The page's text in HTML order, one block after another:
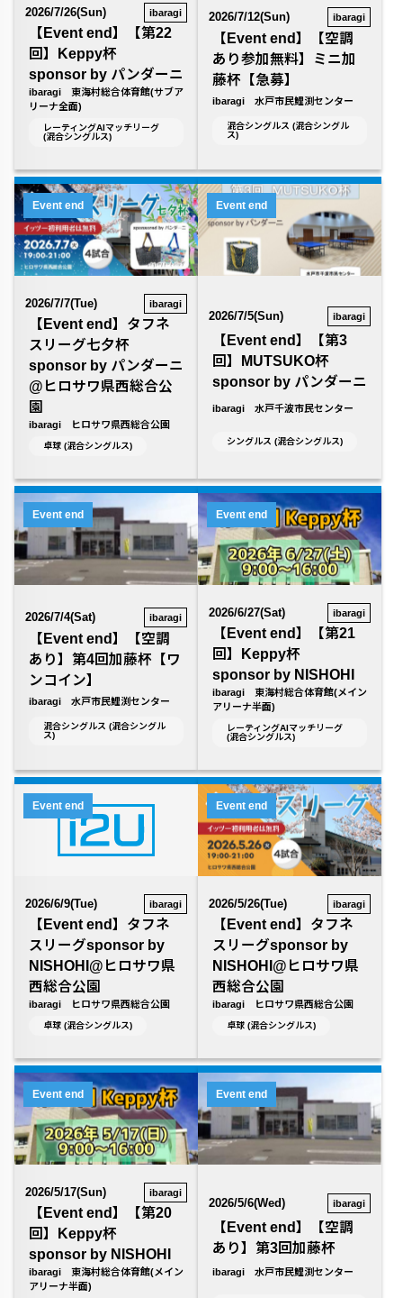
2026/7/26(Sun) ibaragi
【Event end】【第22
回】Keppy杯
sponsor by パンダーニ
ibaragi 東海村総合体育館(サブア
リーナ全面)
レーティングAIマッチリーグ
(混合シングルス)
2026/7/12(Sun) ibaragi
【Event end】【空調
あり参加無料】ミニ加
藤杯【急募】
ibaragi 水戸市民鯉渕センター
混合シングルス (混合シングル
ス)
Event end
2026/7/7(Tue) ibaragi
【Event end】タフネ
スリーグ七夕杯
sponsor by パンダーニ
@ヒロサワ県西総合公
園
ibaragi ヒロサワ県西総合公園
卓球 (混合シングルス)
Event end
2026/7/5(Sun) ibaragi
【Event end】【第3
回】MUTSUKO杯
sponsor by パンダーニ
ibaragi 水戸千波市民センター
シングルス (混合シングルス)
Event end
2026/7/4(Sat) ibaragi
【Event end】【空調
あり】第4回加藤杯【ワ
ンコイン】
ibaragi 水戸市民鯉渕センター
混合シングルス (混合シングル
ス)
Event end
2026/6/27(Sat) ibaragi
【Event end】【第21
回】Keppy杯
sponsor by NISHOHI
ibaragi 東海村総合体育館(メイン
アリーナ半面)
レーティングAIマッチリーグ
(混合シングルス)
Event end
2026/6/9(Tue) ibaragi
【Event end】タフネ
スリーグsponsor by
NISHOHI@ヒロサワ県
西総合公園
ibaragi ヒロサワ県西総合公園
卓球 (混合シングルス)
Event end
2026/5/26(Tue) ibaragi
【Event end】タフネ
スリーグsponsor by
NISHOHI@ヒロサワ県
西総合公園
ibaragi ヒロサワ県西総合公園
卓球 (混合シングルス)
Event end
2026/5/17(Sun) ibaragi
【Event end】【第20
回】Keppy杯
sponsor by NISHOHI
ibaragi 東海村総合体育館(メイン
アリーナ半面)
Event end
2026/5/6(Wed) ibaragi
【Event end】【空調
あり】第3回加藤杯
ibaragi 水戸市民鯉渕センター